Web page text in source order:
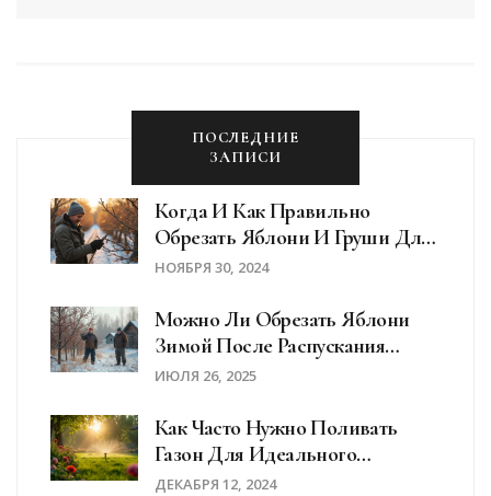
ПОСЛЕДНИЕ
ЗАПИСИ
Когда И Как Правильно
Обрезать Яблони И Груши Для
Хорошего Урожая
НОЯБРЯ 30, 2024
Можно Ли Обрезать Яблони
Зимой После Распускания
Почек: Ошибки, Риски И Опыт
ИЮЛЯ 26, 2025
Как Часто Нужно Поливать
Газон Для Идеального
Результата
ДЕКАБРЯ 12, 2024